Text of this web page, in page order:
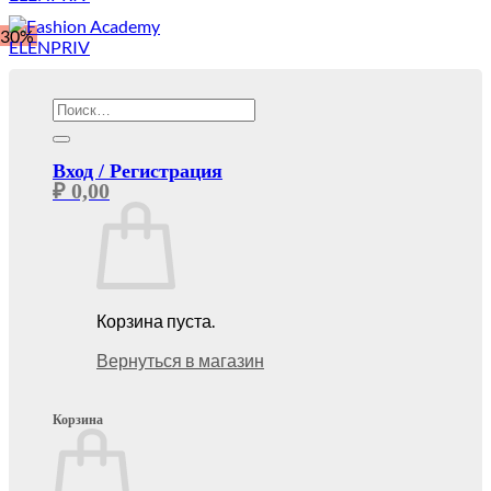
Искать:
Вход / Регистрация
₽ 0,00
Корзина пуста.
Вернуться в магазин
Корзина